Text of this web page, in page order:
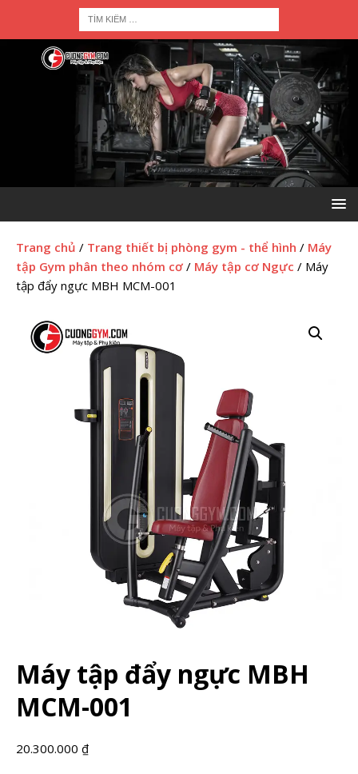
Trang chủ / Trang thiết bị phòng gym - thể hình / Máy
tập Gym phân theo nhóm cơ / Máy tập cơ Ngực / Máy
tập đẩy ngực MBH MCM-001
Máy tập đẩy ngực MBH
MCM-001
20.300.000 ₫